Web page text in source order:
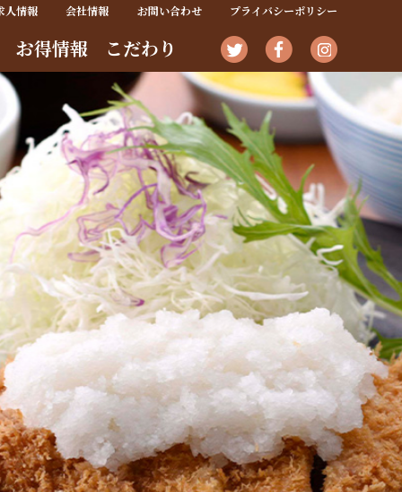
お得情報 こだわり
人情報 会社情報 お問い合わせ プライバシーポリシー